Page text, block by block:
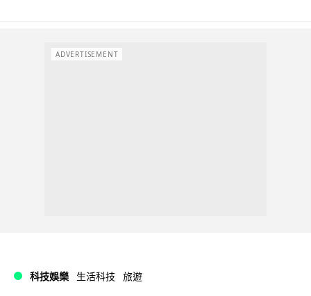
ADVERTISEMENT
科技娛樂 生活科技 旅遊